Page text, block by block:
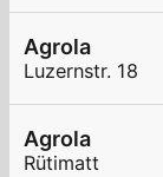
Agrola
Luzernstr. 18
Agrola
Rütimatt